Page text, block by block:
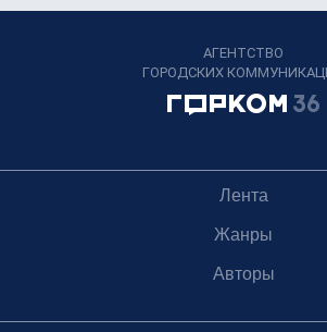
АГЕНТСТВО
ГОРОДСКИХ
Лента
Жанры
Авторы